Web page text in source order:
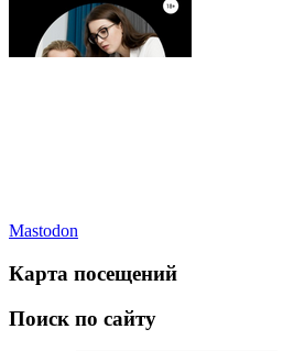
Mastodon
Карта посещений
Поиск по сайту